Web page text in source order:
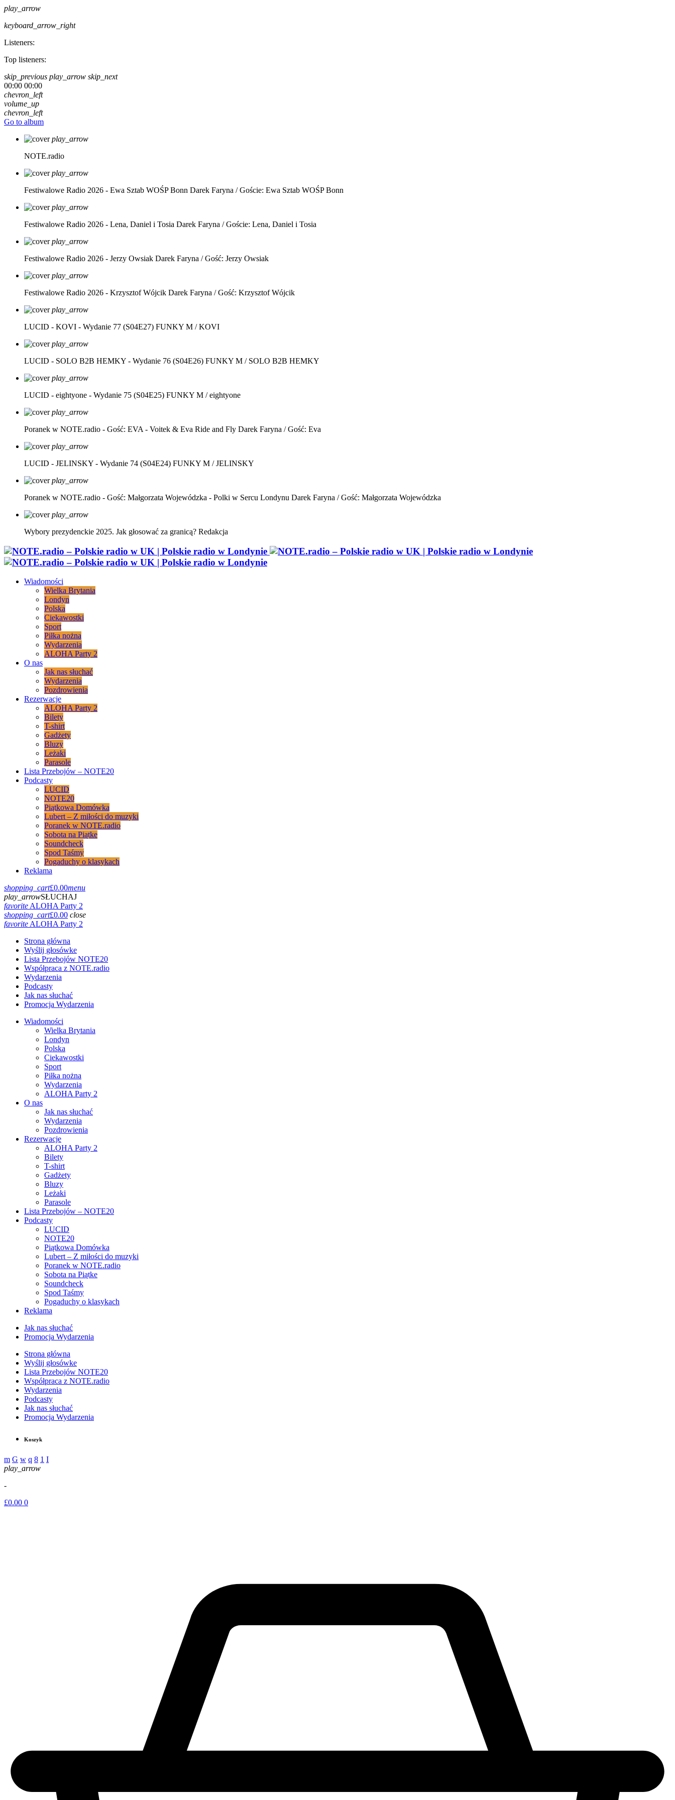
play_arrow
keyboard_arrow_right
Listeners:
Top listeners:
skip_previous play_arrow skip_next
00:00 00:00
chevron_left
volume_up
chevron_left
Go to album
play_arrow
NOTE.radio
play_arrow
Festiwalowe Radio 2026 - Ewa Sztab WOŚP Bonn Darek Faryna / Goście: Ewa Sztab WOŚP Bonn
play_arrow
Festiwalowe Radio 2026 - Lena, Daniel i Tosia Darek Faryna / Goście: Lena, Daniel i Tosia
play_arrow
Festiwalowe Radio 2026 - Jerzy Owsiak Darek Faryna / Gość: Jerzy Owsiak
play_arrow
Festiwalowe Radio 2026 - Krzysztof Wójcik Darek Faryna / Gość: Krzysztof Wójcik
play_arrow
LUCID - KOVI - Wydanie 77 (S04E27) FUNKY M / KOVI
play_arrow
LUCID - SOLO B2B HEMKY - Wydanie 76 (S04E26) FUNKY M / SOLO B2B HEMKY
play_arrow
LUCID - eightyone - Wydanie 75 (S04E25) FUNKY M / eightyone
play_arrow
Poranek w NOTE.radio - Gość: EVA - Voitek & Eva Ride and Fly Darek Faryna / Gość: Eva
play_arrow
LUCID - JELINSKY - Wydanie 74 (S04E24) FUNKY M / JELINSKY
play_arrow
Poranek w NOTE.radio - Gość: Małgorzata Wojewódzka - Polki w Sercu Londynu Darek Faryna / Gość: Małgorzata Wojewódzka
play_arrow
Wybory prezydenckie 2025. Jak głosować za granicą? Redakcja
Wiadomości
Wielka Brytania
Londyn
Polska
Ciekawostki
Sport
Piłka nożna
Wydarzenia
ALOHA Party 2
O nas
Jak nas słuchać
Wydarzenia
Pozdrowienia
Rezerwacje
ALOHA Party 2
Bilety
T-shirt
Gadżety
Bluzy
Leżaki
Parasole
Lista Przebojów – NOTE20
Podcasty
LUCID
NOTE20
Piątkowa Domówka
Lubert – Z miłości do muzyki
Poranek w NOTE.radio
Sobota na Piątke
Soundcheck
Spod Taśmy
Pogaduchy o klasykach
Reklama
shopping_cart£0.00menu
play_arrowSŁUCHAJ
favoriteALOHA Party 2
shopping_cart£0.00 close
favoriteALOHA Party 2
Strona główna
Wyślij głosówke
Lista Przebojów NOTE20
Współpraca z NOTE.radio
Wydarzenia
Podcasty
Jak nas słuchać
Promocja Wydarzenia
Wiadomości
Wielka Brytania
Londyn
Polska
Ciekawostki
Sport
Piłka nożna
Wydarzenia
ALOHA Party 2
O nas
Jak nas słuchać
Wydarzenia
Pozdrowienia
Rezerwacje
ALOHA Party 2
Bilety
T-shirt
Gadżety
Bluzy
Leżaki
Parasole
Lista Przebojów – NOTE20
Podcasty
LUCID
NOTE20
Piątkowa Domówka
Lubert – Z miłości do muzyki
Poranek w NOTE.radio
Sobota na Piątke
Soundcheck
Spod Taśmy
Pogaduchy o klasykach
Reklama
Jak nas słuchać
Promocja Wydarzenia
Strona główna
Wyślij głosówke
Lista Przebojów NOTE20
Współpraca z NOTE.radio
Wydarzenia
Podcasty
Jak nas słuchać
Promocja Wydarzenia
Koszyk
play_arrow
-
£0.00 0